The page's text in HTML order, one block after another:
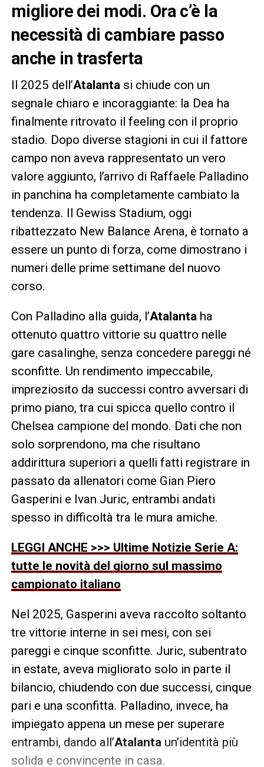
migliore dei modi. Ora c’è la
necessità di cambiare passo
anche in trasferta
Il 2025 dell’Atalanta si chiude con un
segnale chiaro e incoraggiante: la Dea ha
finalmente ritrovato il feeling con il proprio
stadio. Dopo diverse stagioni in cui il fattore
campo non aveva rappresentato un vero
valore aggiunto, l’arrivo di Raffaele Palladino
in panchina ha completamente cambiato la
tendenza. Il Gewiss Stadium, oggi
ribattezzato New Balance Arena, è tornato a
essere un punto di forza, come dimostrano i
numeri delle prime settimane del nuovo
corso.
Con Palladino alla guida, l’Atalanta ha
ottenuto quattro vittorie su quattro nelle
gare casalinghe, senza concedere pareggi né
sconfitte. Un rendimento impeccabile,
impreziosito da successi contro avversari di
primo piano, tra cui spicca quello contro il
Chelsea campione del mondo. Dati che non
solo sorprendono, ma che risultano
addirittura superiori a quelli fatti registrare in
passato da allenatori come Gian Piero
Gasperini e Ivan Juric, entrambi andati
spesso in difficoltà tra le mura amiche.
LEGGI ANCHE >>> Ultime Notizie Serie A:
tutte le novità del giorno sul massimo
campionato italiano
Nel 2025, Gasperini aveva raccolto soltanto
tre vittorie interne in sei mesi, con sei
pareggi e cinque sconfitte. Juric, subentrato
in estate, aveva migliorato solo in parte il
bilancio, chiudendo con due successi, cinque
pari e una sconfitta. Palladino, invece, ha
impiegato appena un mese per superare
entrambi, dando all’Atalanta un’identità più
solida e convincente in casa.